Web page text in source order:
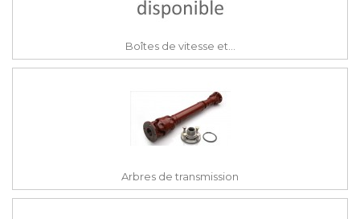
Boîtes de vitesse et...
Arbres de transmission